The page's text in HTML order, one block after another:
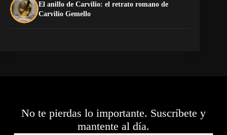
El anillo de Carvilio: el retrato romano de
Carvilio Gemello
No te pierdas lo importante. Suscríbete y
mantente al día.